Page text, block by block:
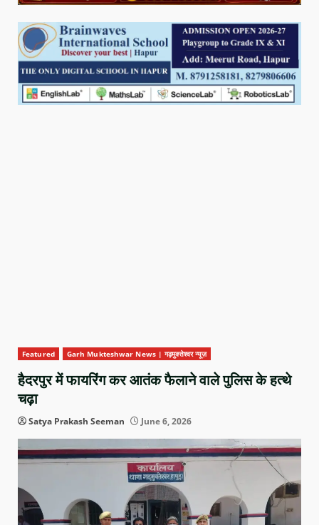
Featured Garh Mukteshwar News | गढ़मुक्तेश्वर न्यूज़
हैदरपुर में फायरिंग कर आतंक फैलाने वाले पुलिस के हत्थे
चढ़ा
Satya Prakash Seeman June 6, 2026